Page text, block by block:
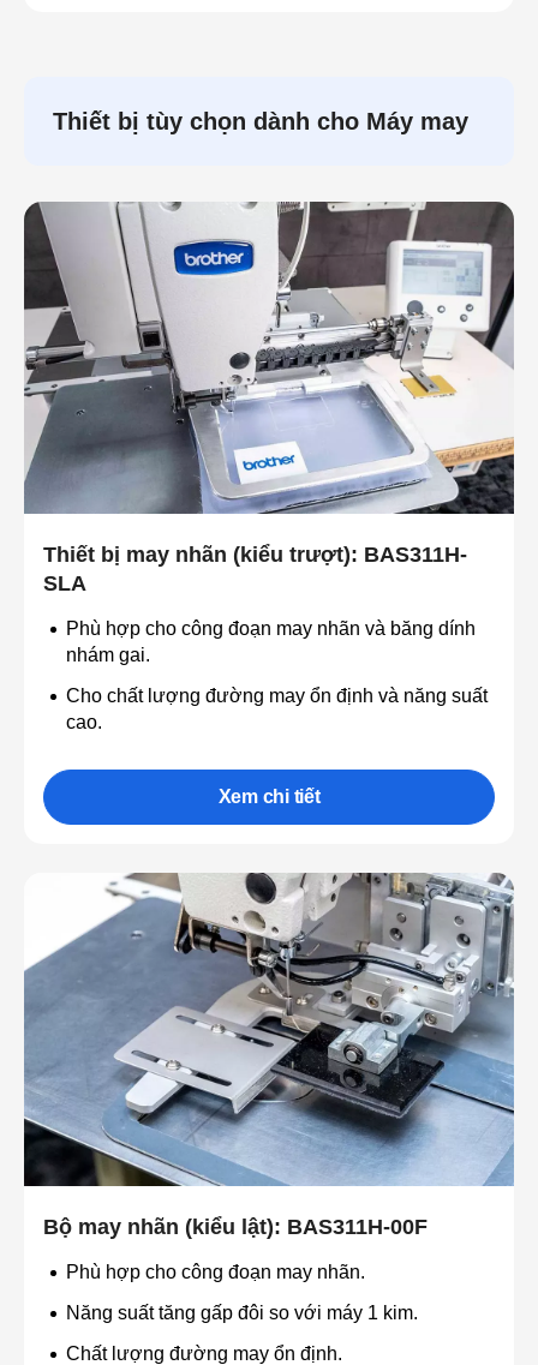
Thiết bị tùy chọn dành cho Máy may
Thiết bị may nhãn (kiểu trượt): BAS311H-
SLA
Phù hợp cho công đoạn may nhãn và băng dính
nhám gai.
Cho chất lượng đường may ổn định và năng suất
cao.
Xem chi tiết
Bộ may nhãn (kiểu lật): BAS311H-00F
Phù hợp cho công đoạn may nhãn.
Năng suất tăng gấp đôi so với máy 1 kim.
Chất lượng đường may ổn định.